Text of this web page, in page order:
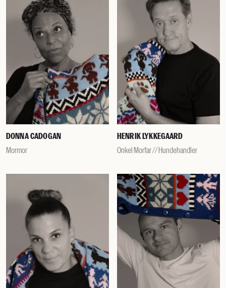
DONNA CADOGAN
Mormor
HENRIK LYKKEGAARD
Onkel Morfar // Hundehandler